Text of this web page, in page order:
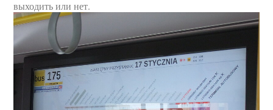
выходить или нет.